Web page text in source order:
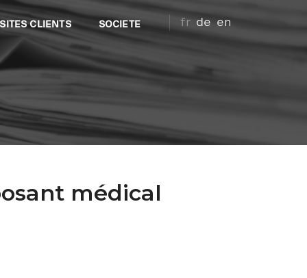
CLIENTS SOCIETE fr de en
médical